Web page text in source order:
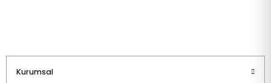
Kurumsal